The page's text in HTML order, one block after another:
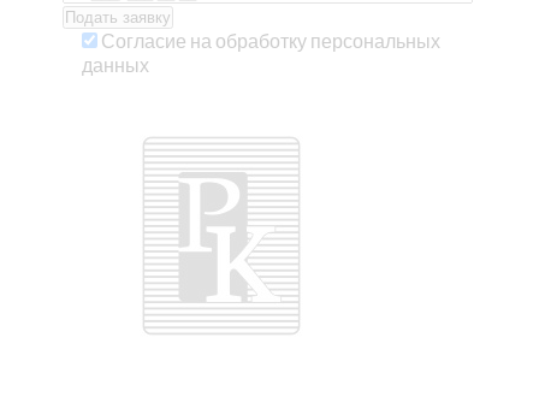
Согласие на обработку персональных
данных